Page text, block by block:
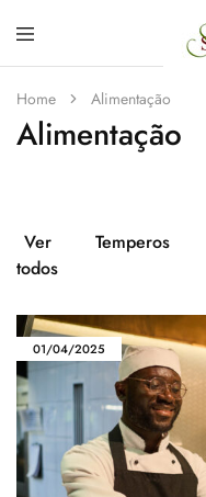
do
Mundo
loja
de
Temperos
e
Home Alimentação
Alimentação
Ver
todos
Temperos
01/04/2025